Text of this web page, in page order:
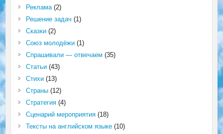
Реклама(2)
Решение задач (1)
Сказки(2)
Союз молодёжи(1)
Спрашивали — отвечаем (35)
Статьи(43)
Стихи(13)
Страны(12)
Стратегия(4)
Сценарий мероприятия(18)
Тексты на английском языке(10)